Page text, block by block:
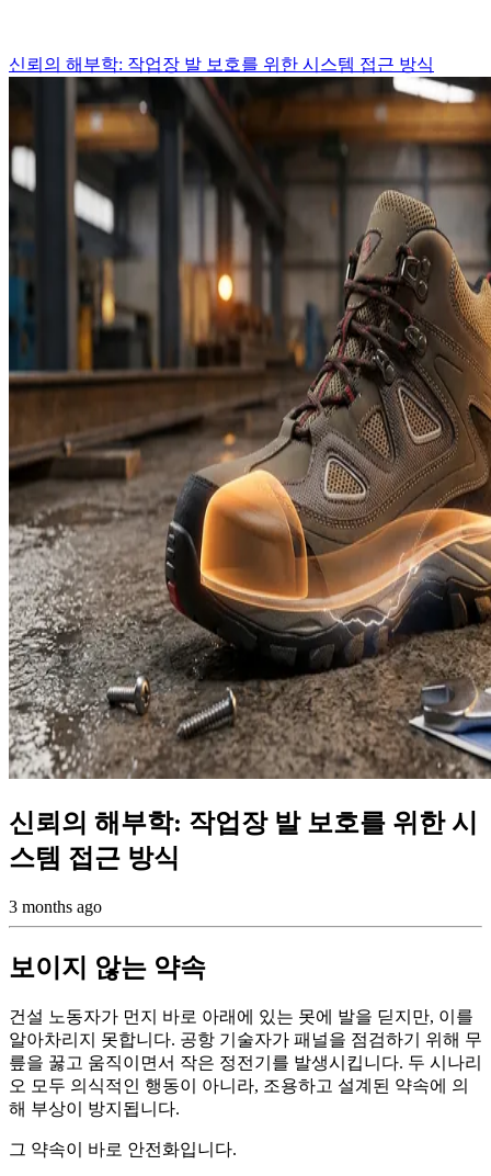
신뢰의 해부학: 작업장 발 보호를 위한 시스템 접근 방식
신뢰의 해부학: 작업장 발 보호를 위한 시
스템 접근 방식
3 months ago
보이지 않는 약속
건설 노동자가 먼지 바로 아래에 있는 못에 발을 딛지만, 이를
알아차리지 못합니다. 공항 기술자가 패널을 점검하기 위해 무
릎을 꿇고 움직이면서 작은 정전기를 발생시킵니다. 두 시나리
오 모두 의식적인 행동이 아니라, 조용하고 설계된 약속에 의
해 부상이 방지됩니다.
그 약속이 바로 안전화입니다.